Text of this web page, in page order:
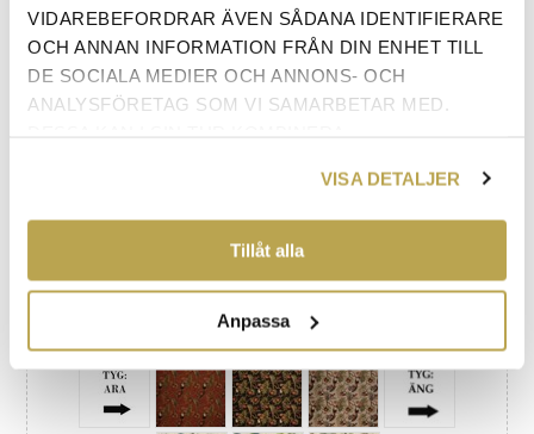
VIDAREBEFORDRAR ÄVEN SÅDANA IDENTIFIERARE
OCH ANNAN INFORMATION FRÅN DIN ENHET TILL
DE SOCIALA MEDIER OCH ANNONS- OCH
ANALYSFÖRETAG SOM VI SAMARBETAR MED.
DU HAR TILLHANDAHÅLLIT ELLER SOM DE HAR
SAMLAT IN NÄR DU HAR ANVÄNT DERAS
VISA DETALJER
Tillåt alla
Anpassa
TYG PRISGRUPP 4